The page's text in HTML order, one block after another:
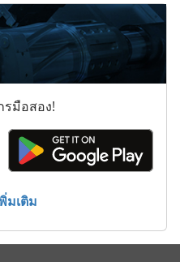
รมือสอง!
มเติม